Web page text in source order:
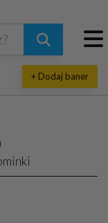
+ Dodaj baner